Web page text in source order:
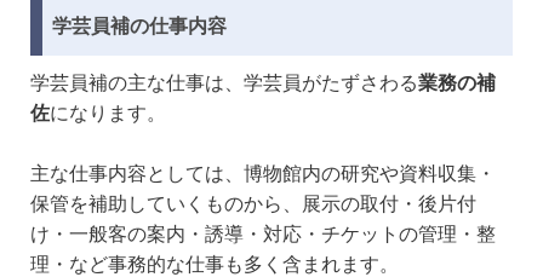
学芸員補の仕事内容
学芸員補の主な仕事は、学芸員がたずさわる業務の補
佐になります。
主な仕事内容としては、博物館内の研究や資料収集・
保管を補助していくものから、展示の取付・後片付
け・一般客の案内・誘導・対応・チケットの管理・整
理・など事務的な仕事も多く含まれます。